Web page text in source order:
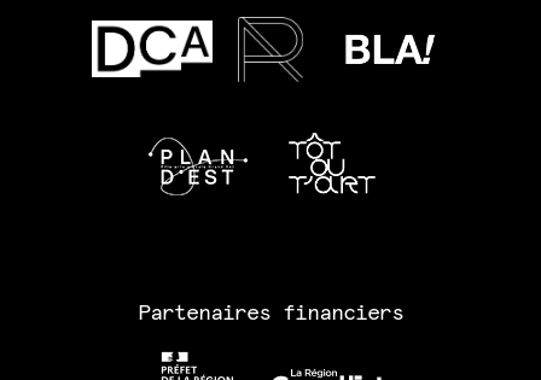
Partenaires financiers